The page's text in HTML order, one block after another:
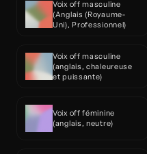
Voix off masculine
(Anglais (Royaume-
Uni), Professionnel)
Voix off masculine
(anglais, chaleureuse
et puissante)
Voix off féminine
(anglais, neutre)